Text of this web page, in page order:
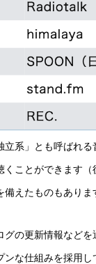
立系」とも呼ばれる
くことができます（
えたものもありま
グの更新情報などを
ンな仕組みを採用し